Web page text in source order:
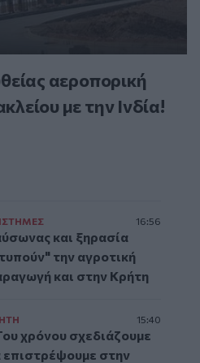
αεροπορική
με την Ινδία!
16:56
και ξηρασία
την αγροτική
και στην Κρήτη
15:40
χρόνου σχεδιάζουμε
επιστρέψουμε στην